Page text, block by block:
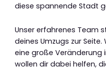
diese spannende Stadt
Unser erfahrenes Team
deines Umzugs zur Seite.
eine große Veränderung
wollen dir dabei helfen,